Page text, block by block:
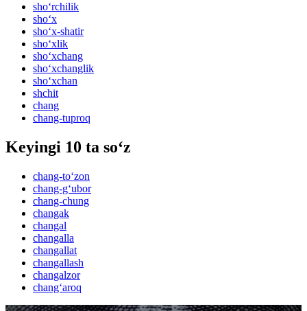
sho‘rchilik
sho‘x
sho‘x-shatir
sho‘xlik
sho‘xchang
sho‘xchanglik
sho‘xchan
shchit
chang
chang-tuproq
Keyingi 10 ta so‘z
chang-to‘zon
chang-g‘ubor
chang-chung
changak
changal
changalla
changallat
changallash
changalzor
chang‘aroq